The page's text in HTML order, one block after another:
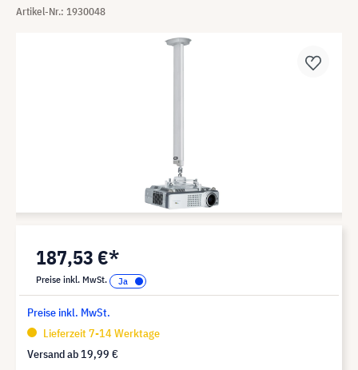
Artikel-Nr.: 1930048
187,53 €*
Preise inkl. MwSt.
Preise inkl. MwSt.
Lieferzeit 7-14 Werktage
Versand ab 19,99 €